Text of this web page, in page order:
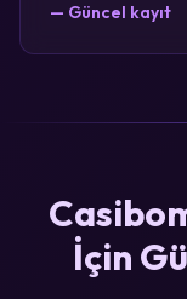
— Güncel kayıt
İçin